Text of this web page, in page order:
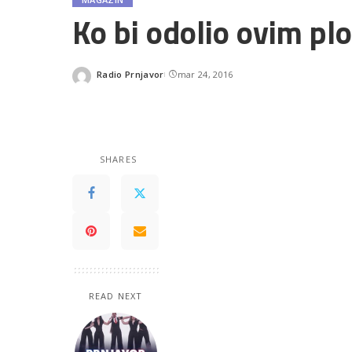
Ko bi odolio ovim
Posted
Radio Prnjavor mar 24, 2016
SHARES
READ NEXT